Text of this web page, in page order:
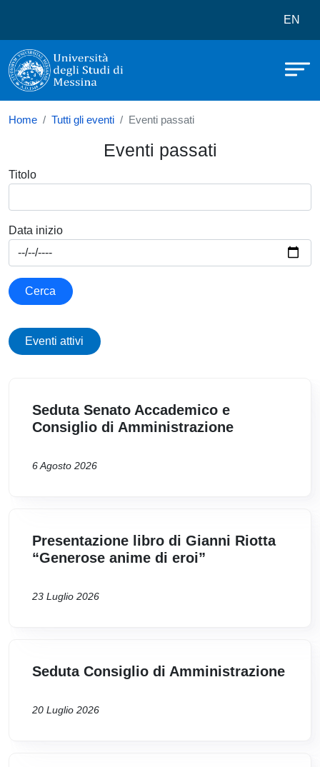
Università degli Studi di Messina
EN
Home Tutti gli eventi Eventi passati
Eventi passati
Titolo
Data inizio
Cerca
Eventi attivi
Seduta Senato Accademico e
Consiglio di Amministrazione
6 Agosto 2026
Presentazione libro di Gianni Riotta
“Generose anime di eroi”
23 Luglio 2026
Seduta Consiglio di Amministrazione
20 Luglio 2026